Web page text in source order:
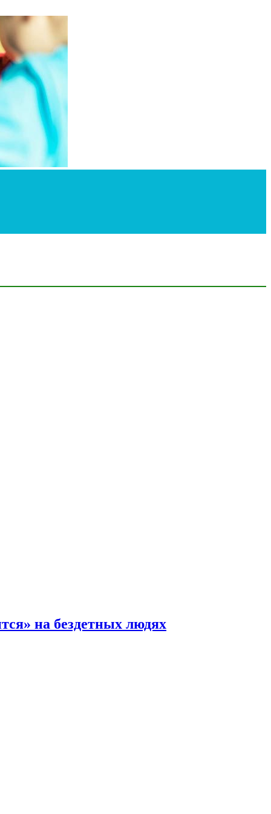
на бездетных людях